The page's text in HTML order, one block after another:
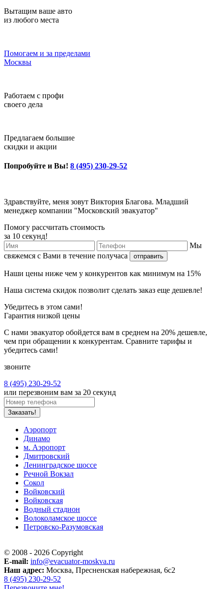
Вытащим ваше авто
из любого места
Помогаем и за пределами
Москвы
Работаем с профи
своего дела
Предлагаем большие
скидки и акции
Попробуйте и Вы! 8 (495) 230-29-52
Здравствуйте, меня зовут Виктория Благова. Младший
менеджер компании "Московский эвакуатор"
Помогу рассчитать стоимость
за 10 секунд!
Мы
свяжемся с Вами в течение получаса
отправить
Наши цены ниже чем у конкурентов как минимум на 15%
Наша система скидок позволит сделать заказ еще дешевле!
Убедитесь в этом сами!
Гарантия низкой цены
С нами эвакуатор обойдется вам в среднем на 20% дешевле,
чем при обращении к конкурентам. Сравните тарифы и
убедитесь сами!
звоните
8 (495) 230-29-52
или перезвоним вам за 20 секунд
Заказать!
Аэропорт
Динамо
м. Аэропорт
Дмитровский
Ленинградское шоссе
Речной Вокзал
Сокол
Войковский
Войковская
Водный стадион
Волоколамское шоссе
Петровско-Разумовская
© 2008 - 2026 Copyright
E-mail: info@evacuator-moskva.ru
Наш адрес: Москва, Пресненская набережная, 6с2
8 (495) 230-29-52